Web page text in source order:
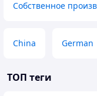
Собственное
China German
ТОП теги